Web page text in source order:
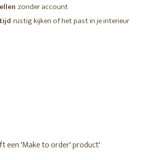
zonder account
rustig kijken of het past in je interieur
een 'Make to order' product'